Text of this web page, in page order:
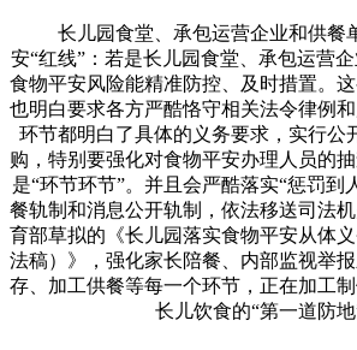
长儿园食堂、承包运营企业和供餐
安“红线”：若是长儿园食堂、承包运营
食物平安风险能精准防控、及时措置。
也明白要求各方严酷恪守相关法令律例
环节都明白了具体的义务要求，实行公
购，特别要强化对食物平安办理人员的
是“环节环节”。并且会严酷落实“惩罚到
餐轨制和消息公开轨制，依法移送司法
育部草拟的《长儿园落实食物平安从体
法稿）》，强化家长陪餐、内部监视举
存、加工供餐等每一个环节，正在加工
长儿饮食的“第一道防地